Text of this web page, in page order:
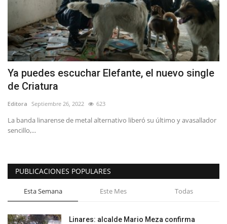
Deporte
Política
Espectáculos
Ya puedes escuchar Elefante, el nuevo single
de Criatura
Editora Septiembre 26, 2022 623
La banda linarense de metal alternativo liberó su último y avasallador
sencillo,...
PUBLICACIONES POPULARES
Esta Semana Este Mes Todas
Linares: alcalde Mario Meza confirma